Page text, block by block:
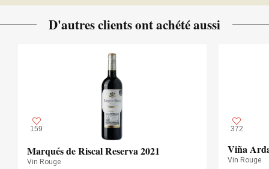
D'autres clients ont achété aussi
159
Marqués de Riscal Reserva 2021
Vin Rouge
372
Viña
Vin Rouge